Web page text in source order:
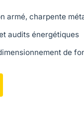
armé, charpente
audits énergétiques
de